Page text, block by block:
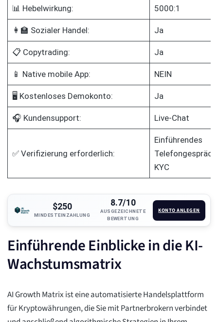
📊 Hebelwirkung: 5000:1
👩‍🏫 Sozialer Handel: Ja
📋 Copytrading: Ja
📱 Native mobile App: NEIN
🖥️ Kostenloses Demokonto: Ja
🎧 Kundensupport: Live-Chat
✅ Verifizierung erforderlich:
Einführendes
KYC
$250
MINDESTEINZAHLUNG
8.7/10
AUSGEZEICHNETE
BEWERTUNG
KONTO ANLEGEN
Einführende Einblicke in die KI-
Wachstumsmatrix
AI Growth Matrix ist eine automatisierte Handelsplattform
für Kryptowährungen, die Sie mit Partnerbrokern verbindet